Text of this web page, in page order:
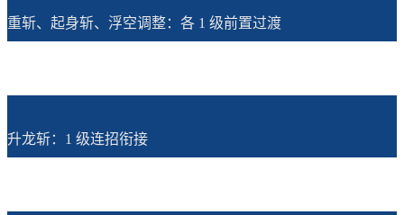
重斩、起身斩、浮空调整：各 1 级前置过渡
升龙斩：1 级连招衔接